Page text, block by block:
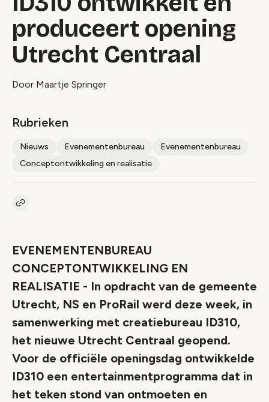
produceert opening
Utrecht Centraal
Door Maartje Springer
Rubrieken
Nieuws Evenementenbureau
Evenementenbureau
Conceptontwikkeling en realisatie
Kopieer link naar artikel
EVENEMENTENBUREAU
CONCEPTONTWIKKELING EN
REALISATIE - In opdracht van de gemeente
Utrecht, NS en ProRail werd deze week, in
samenwerking met creatiebureau ID310,
het nieuwe Utrecht Centraal geopend.
Voor de officiële openingsdag ontwikkelde
ID310 een entertainmentprogramma dat in
het teken stond van ontmoeten en